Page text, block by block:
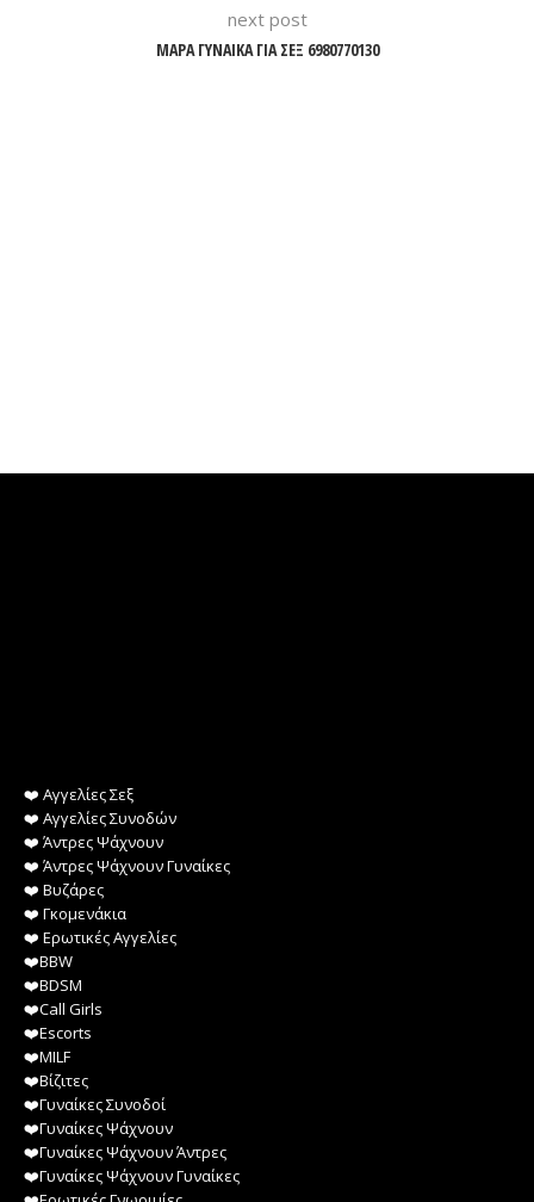
next post
ΜΑΡΑ ΓΥΝΑΙΚΑ ΓΙΑ ΣΕΞ 6980770130
❤️️ Αγγελίες Σεξ
❤️️ Αγγελίες Συνοδών
❤️️ Άντρες Ψάχνουν
❤️️ Άντρες Ψάχνουν Γυναίκες
❤️️ Βυζάρες
❤️️ Γκομενάκια
❤️️ Ερωτικές Αγγελίες
❤️️BBW
❤️️BDSM
❤️️Call Girls
❤️️Escorts
❤️️MILF
❤️️Βίζιτες
❤️️Γυναίκες Συνοδοί
❤️️Γυναίκες Ψάχνουν
❤️️Γυναίκες Ψάχνουν Άντρες
❤️️Γυναίκες Ψάχνουν Γυναίκες